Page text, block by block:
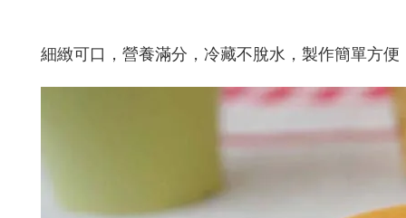
細緻可口，營養滿分，冷藏不脫水，製作簡單方